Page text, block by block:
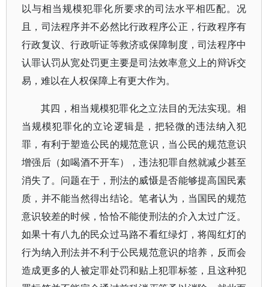
以与相当规模犯罪化所要求的司法水平相匹配。况
且，司法程序并不必然比行政程序公正，行政程序有
行政复议、行政听证等救济或保障制度，司法程序中
认罪认罚从宽处罚更主要是司法效率意义上的辩诉交
易，难以在人权保障上有更大作为。
其四，相当规模犯罪化之立法目的无法实现。相
当规模犯罪化的立论逻辑是，把轻微的违法纳入犯
罪，有利于塑造公民的规范意识，当公民的规范意识
增强后（如喝酒不开车），违法犯罪自然就减少甚至
消失了。问题在于，刑法的威慑是否能够提高国民素
质，并不能当然得出结论。笔者认为，当国民的规范
意识较差的时候，恰恰不能使刑法的介入太过广泛。
如果十有八九的民众过马路不看红绿灯，将闯红灯的
行为纳入刑法并不利于公民规范意识的培养，反而会
造成更多的人被定罪处罚和贴上犯罪标签，且这种犯